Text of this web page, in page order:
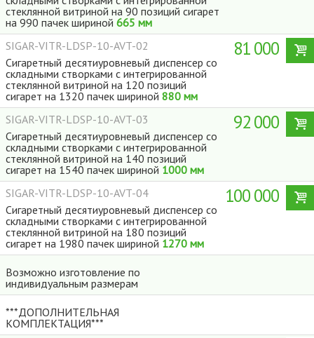
стеклянной витриной на 90 позиций сигарет
на 990 пачек шириной 665 мм
SIGAR-VITR-LDSP-10-AVT-02
Сигаретный десятиуровневый диспенсер со
складными створками с интегрированной
стеклянной витриной на 120 позиций
сигарет на 1320 пачек шириной 880 мм
81 000
SIGAR-VITR-LDSP-10-AVT-03
Сигаретный десятиуровневый диспенсер со
складными створками с интегрированной
стеклянной витриной на 140 позиций
сигарет на 1540 пачек шириной 1000 мм
92 000
SIGAR-VITR-LDSP-10-AVT-04
Сигаретный десятиуровневый диспенсер со
складными створками с интегрированной
стеклянной витриной на 180 позиций
сигарет на 1980 пачек шириной 1270 мм
100 000
Возможно изготовление по
индивидуальным размерам
***ДОПОЛНИТЕЛЬНАЯ
КОМПЛЕКТАЦИЯ***